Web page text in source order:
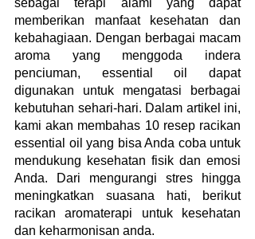
sebagai terapi alami yang dapat
memberikan manfaat kesehatan dan
kebahagiaan. Dengan berbagai macam
aroma yang menggoda indera
penciuman, essential oil dapat
digunakan untuk mengatasi berbagai
kebutuhan sehari-hari. Dalam artikel ini,
kami akan membahas 10 resep racikan
essential oil yang bisa Anda coba untuk
mendukung kesehatan fisik dan emosi
Anda. Dari mengurangi stres hingga
meningkatkan suasana hati, berikut
racikan aromaterapi untuk kesehatan
dan keharmonisan anda.